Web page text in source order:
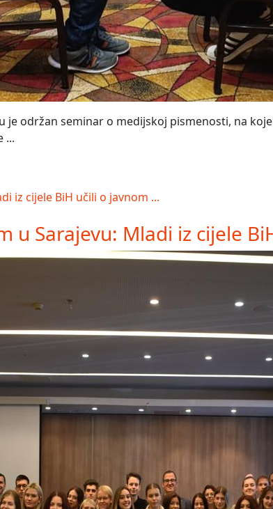
je održan seminar o medijskoj pismenosti, na
...
u Sarajevu: Mladi iz cijele